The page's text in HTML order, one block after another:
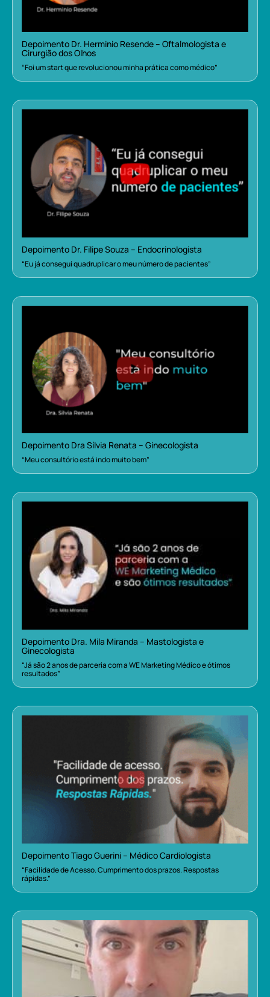
Depoimento Dr. Herminio Resende – Oftalmologista e
Cirurgião dos Olhos
“Foi um start que revolucionou minha prática como médico”
Depoimento Dr. Filipe Souza – Endocrinologista
“Eu já consegui quadruplicar o meu número de pacientes”
Depoimento Dra Sílvia Renata – Ginecologista
“Meu consultório está indo muito bem”
Depoimento Dra. Mila Miranda – Mastologista e
Ginecologista
“Já são 2 anos de parceria com a WE Marketing Médico e ótimos
resultados”
Depoimento Tiago Guerini – Médico Cardiologista
“Facilidade de Acesso. Cumprimento dos prazos. Respostas
rápidas.”